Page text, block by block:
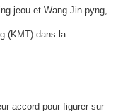
jeou et Wang Jin-pyng,
(KMT) dans la
accord pour figurer sur